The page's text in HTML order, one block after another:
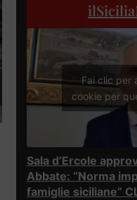
Fai clic per
cookie per
Sala d’Ercole
Abbate: “Norma
famiglie siciliane”